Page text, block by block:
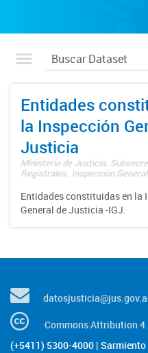
Entidades
la Inspección
Justicia
Ministerio de Justicia.
Registrales. Inspección
Entidades constituidas en la
General de Justicia -IGJ.
Commons Attribution
(+5411) 5300-4000 | Sarmiento